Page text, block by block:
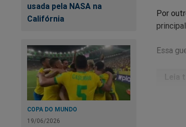
usada pela NASA na
Califórnia
COPA DO MUNDO
19/06/2026
Por
Essa